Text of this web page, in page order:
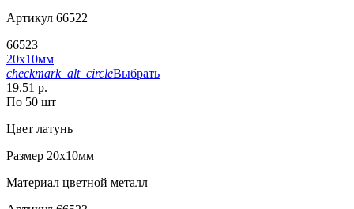
Артикул 66522
66523
20х10мм
checkmark_alt_circleВыбрать
19.51 р.
По 50 шт
Цвет латунь
Размер 20х10мм
Материал цветной металл